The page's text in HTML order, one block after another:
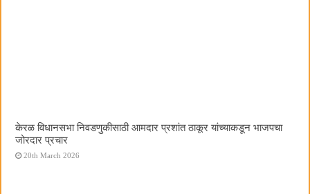
केरळ विधानसभा निवडणुकीसाठी आमदार प्रशांत ठाकूर यांच्याकडून भाजपचा
जोरदार प्रचार
20th March 2026